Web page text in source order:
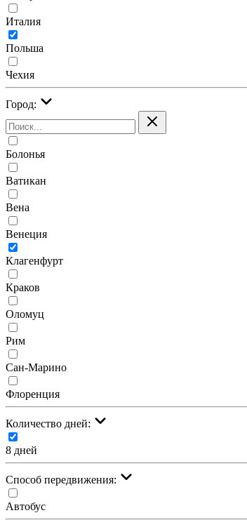
Италия
Польша
Чехия
Город:
Болонья
Ватикан
Вена
Венеция
Клагенфурт
Краков
Оломуц
Рим
Сан-Марино
Флоренция
Количество дней:
8 дней
Cпособ передвижения:
Автобус